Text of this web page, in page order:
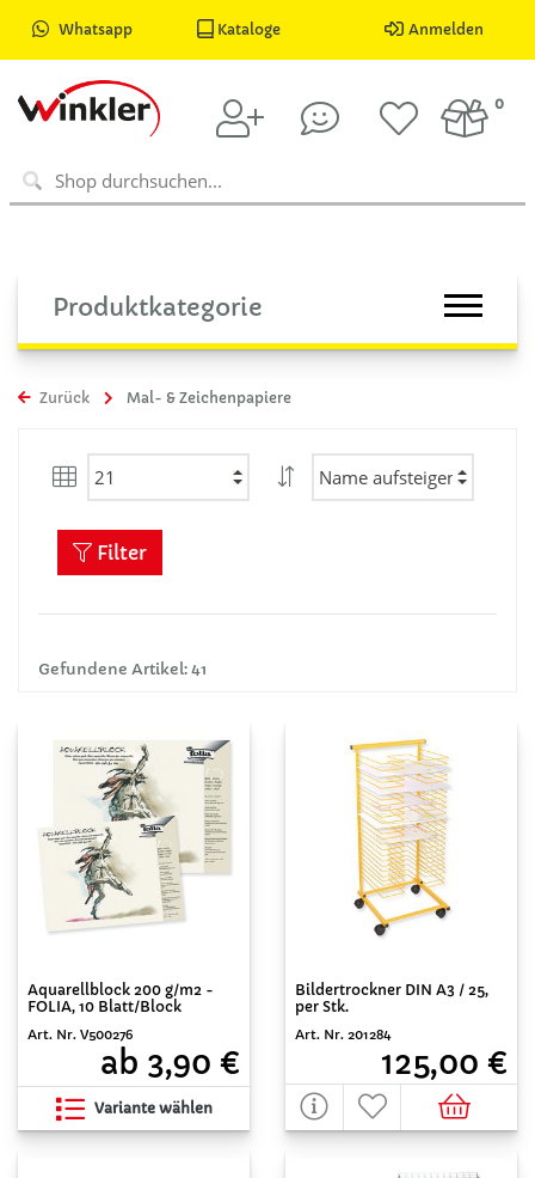
Whatsapp Kataloge Anmelden
0
Produktkategorie
Zurück Mal- & Zeichenpapiere
Gefundene Artikel: 41
Filter
Aquarellblock 200 g/m2 -
FOLIA, 10 Blatt/Block
Art. Nr. V500276
ab 3,90 €
Variante wählen
Bildertrockner DIN A3 / 25,
per Stk.
Art. Nr. 201284
125,00 €